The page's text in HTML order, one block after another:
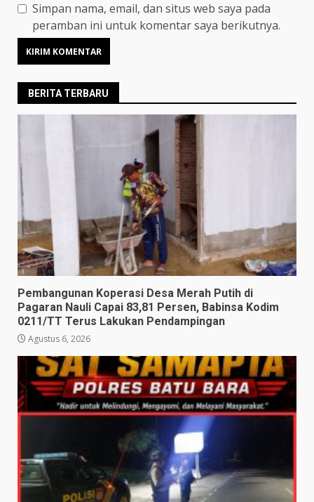
Simpan nama, email, dan situs web saya pada
peramban ini untuk komentar saya berikutnya.
BERITA TERBARU
Pembangunan Koperasi Desa Merah Putih di
Pagaran Nauli Capai 83,81 Persen, Babinsa Kodim
0211/TT Terus Lakukan Pendampingan
Agustus 6, 2026